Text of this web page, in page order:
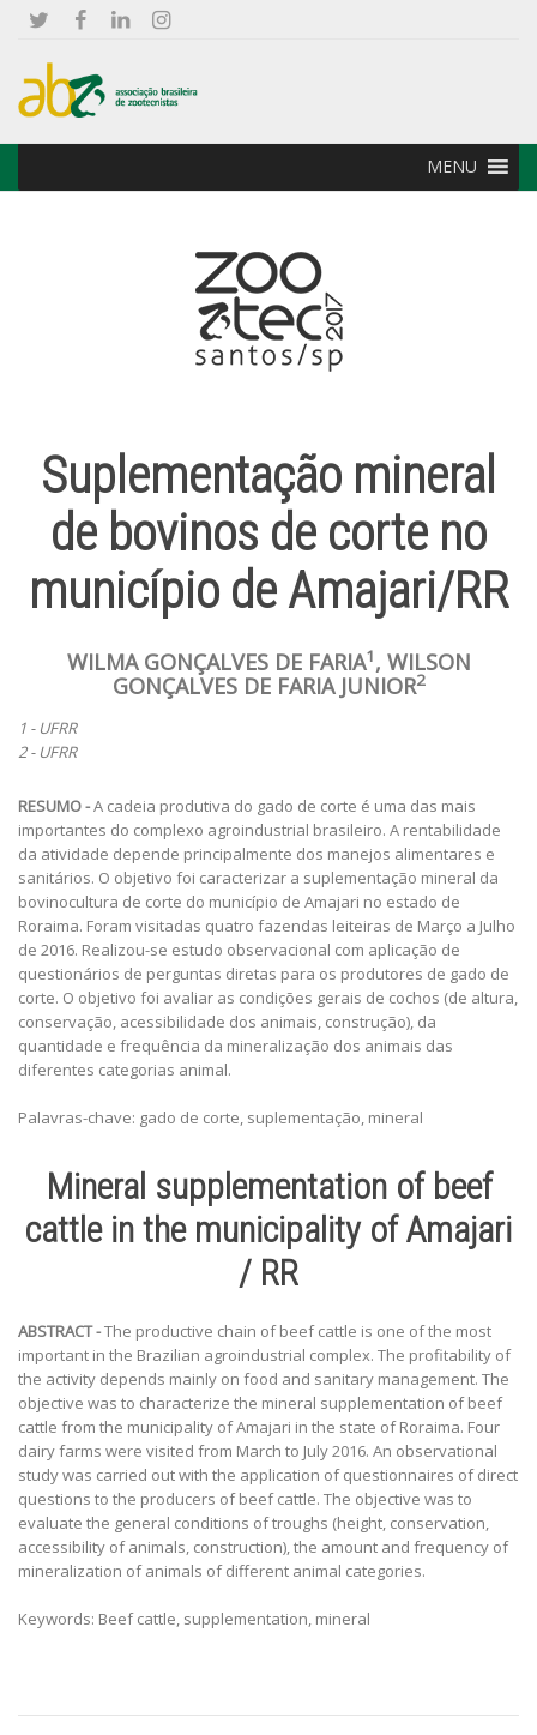
MENU
Suplementação mineral
de bovinos de corte no
município de Amajari/RR
WILMA GONÇALVES DE FARIA1, WILSON
GONÇALVES DE FARIA JUNIOR2
1 - UFRR
2 - UFRR
RESUMO -A cadeia produtiva do gado de corte é uma das mais
importantes do complexo agroindustrial brasileiro. A rentabilidade
da atividade depende principalmente dos manejos alimentares e
sanitários. O objetivo foi caracterizar a suplementação mineral da
bovinocultura de corte do município de Amajari no estado de
Roraima. Foram visitadas quatro fazendas leiteiras de Março a Julho
de 2016. Realizou-se estudo observacional com aplicação de
questionários de perguntas diretas para os produtores de gado de
corte. O objetivo foi avaliar as condições gerais de cochos (de altura,
conservação, acessibilidade dos animais, construção), da
quantidade e frequência da mineralização dos animais das
diferentes categorias animal.
Palavras-chave: gado de corte, suplementação, mineral
Mineral supplementation of beef
cattle in the municipality of Amajari
/ RR
ABSTRACT -The productive chain of beef cattle is one of the most
important in the Brazilian agroindustrial complex. The profitability of
the activity depends mainly on food and sanitary management. The
objective was to characterize the mineral supplementation of beef
cattle from the municipality of Amajari in the state of Roraima. Four
dairy farms were visited from March to July 2016. An observational
study was carried out with the application of questionnaires of direct
questions to the producers of beef cattle. The objective was to
evaluate the general conditions of troughs (height, conservation,
accessibility of animals, construction), the amount and frequency of
mineralization of animals of different animal categories.
Keywords: Beef cattle, supplementation, mineral